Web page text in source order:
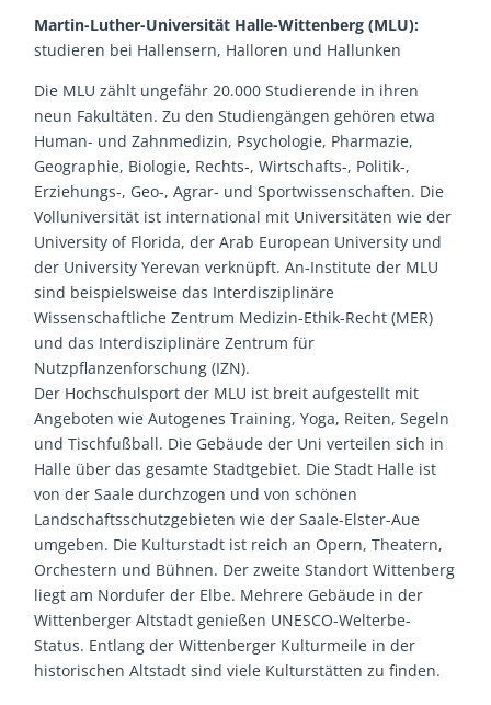
Martin-Luther-Universität Halle-Wittenberg (MLU):
studieren bei Hallensern, Halloren und Hallunken
Die MLU zählt ungefähr 20.000 Studierende in ihren
neun Fakultäten. Zu den Studiengängen gehören etwa
Human- und Zahnmedizin, Psychologie, Pharmazie,
Geographie, Biologie, Rechts-, Wirtschafts-, Politik-,
Erziehungs-, Geo-, Agrar- und Sportwissenschaften. Die
Volluniversität ist international mit Universitäten wie der
University of Florida, der Arab European University und
der University Yerevan verknüpft. An-Institute der MLU
sind beispielsweise das Interdisziplinäre
Wissenschaftliche Zentrum Medizin-Ethik-Recht (MER)
und das Interdisziplinäre Zentrum für
Nutzpflanzenforschung (IZN).
Der Hochschulsport der MLU ist breit aufgestellt mit
Angeboten wie Autogenes Training, Yoga, Reiten, Segeln
und Tischfußball. Die Gebäude der Uni verteilen sich in
Halle über das gesamte Stadtgebiet. Die Stadt Halle ist
von der Saale durchzogen und von schönen
Landschaftsschutzgebieten wie der Saale-Elster-Aue
umgeben. Die Kulturstadt ist reich an Opern, Theatern,
Orchestern und Bühnen. Der zweite Standort Wittenberg
liegt am Nordufer der Elbe. Mehrere Gebäude in der
Wittenberger Altstadt genießen UNESCO-Welterbe-
Status. Entlang der Wittenberger Kulturmeile in der
historischen Altstadt sind viele Kulturstätten zu finden.